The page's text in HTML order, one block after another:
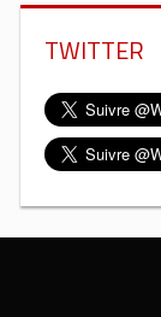
TWITTER